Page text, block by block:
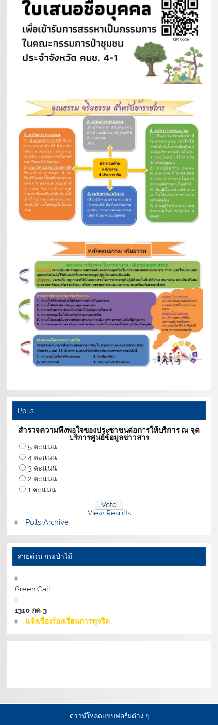
Polls
สำรวจความพึงพอใจของประชาชนต่อการให้บริการ ณ จุด
บริการศูนย์ข้อมูลข่าวสาร
5 คะแนน
4 คะแนน
3 คะแนน
2 คะแนน
1 คะแนน
View Results
Polls Archive
สายด่วน กรมป่าไม้
Green Call
1310 กด 3
แจ้งเรื่องร้องเรียนการทุจริต
ดาวน์โหลดแบบฟอร์มต่าง ๆ